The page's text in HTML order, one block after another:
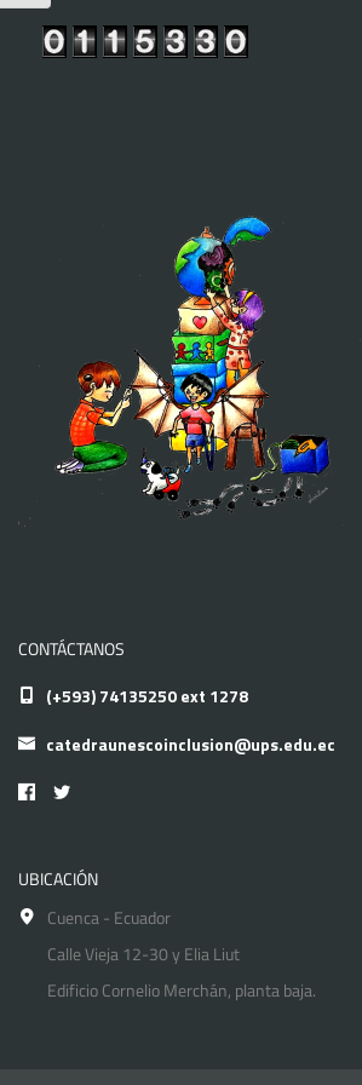
CONTÁCTANOS
(+593) 74135250 ext 1278
catedraunescoinclusion@ups.edu.ec
UBICACIÓN
Cuenca - Ecuador
Calle Vieja 12-30 y Elia Liut
Edificio Cornelio Merchán, planta baja.